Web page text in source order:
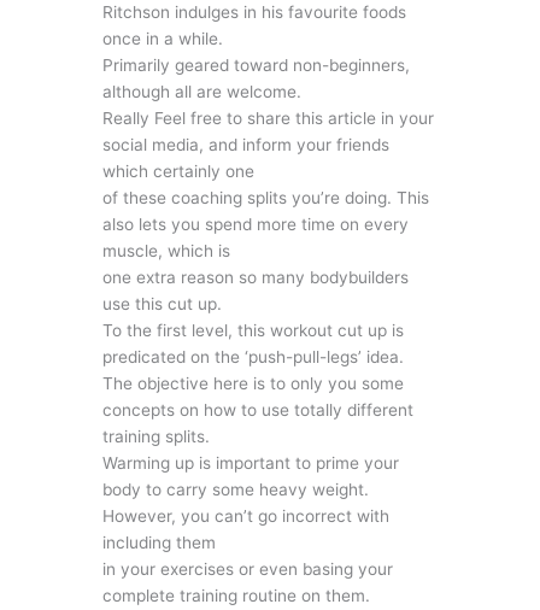
Ritchson indulges in his favourite foods
once in a while.
Primarily geared toward non-beginners,
although all are welcome.
Really Feel free to share this article in your
social media, and inform your friends
which certainly one
of these coaching splits you’re doing. This
also lets you spend more time on every
muscle, which is
one extra reason so many bodybuilders
use this cut up.
To the first level, this workout cut up is
predicated on the ‘push-pull-legs’ idea.
The objective here is to only you some
concepts on how to use totally different
training splits.
Warming up is important to prime your
body to carry some heavy weight.
However, you can’t go incorrect with
including them
in your exercises or even basing your
complete training routine on them.